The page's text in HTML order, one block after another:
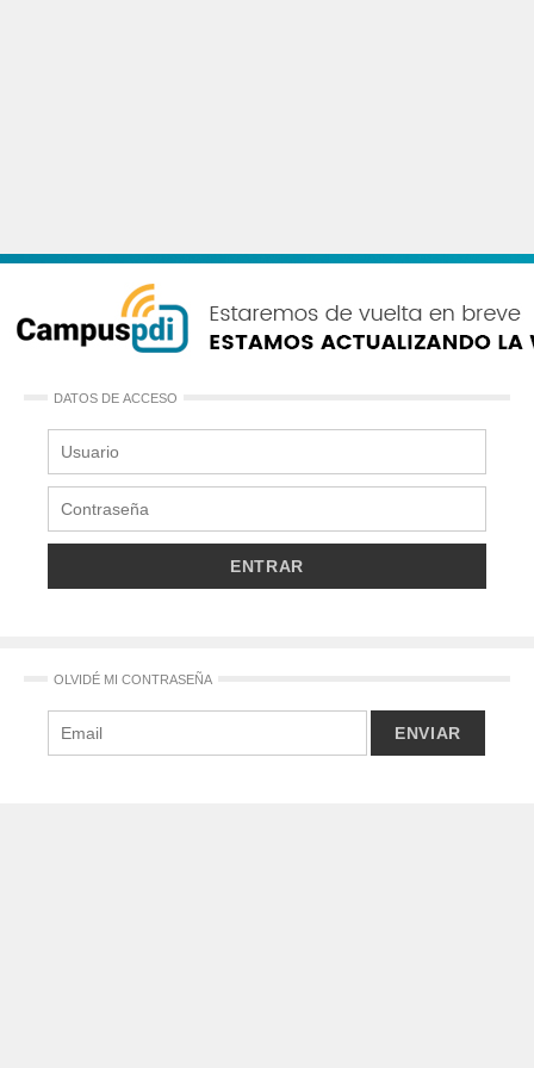
DATOS DE ACCESO
OLVIDÉ MI CONTRASEÑA